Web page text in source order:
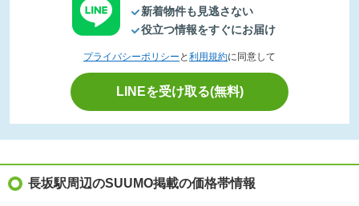
新着物件も見逃さない
役立つ情報をすぐにお届け
プライバシーポリシー と 利用規約に同意して
LINEを受け取る(無料)
長坂駅周辺のSUUMO掲載の価格帯情報